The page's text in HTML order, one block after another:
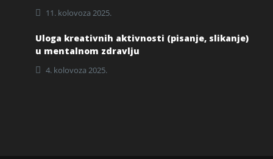
11. kolovoza 2025.
Uloga kreativnih aktivnosti (pisanje, slikanje)
u mentalnom zdravlju
4. kolovoza 2025.